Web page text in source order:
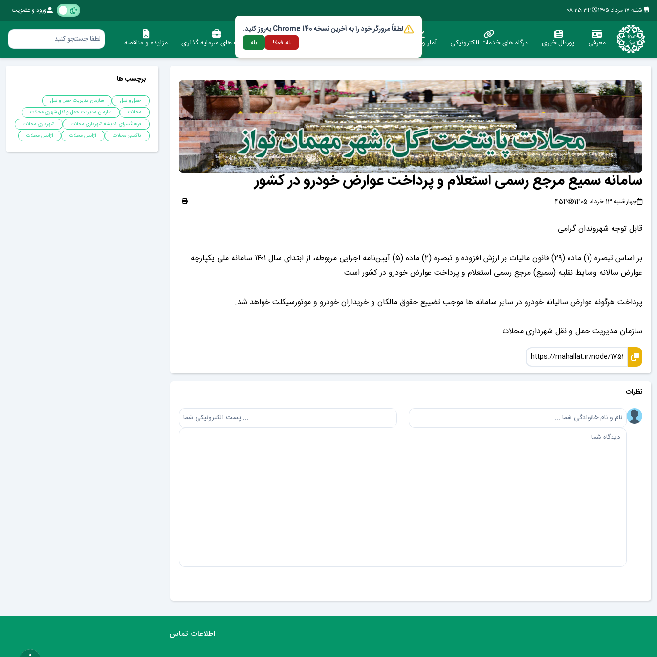
شنبه ۱۷ مرداد ۱۴۰۵ 08:25:34 ورود و عضویت
معرفی پورتال خبری درگاه های خدمات الکترونیکی آمار وعملکرد ارتباط با شهرداری فرصت های سرمایه گذاری مزایده و مناقصه
سامانه سمیع مرجع رسمی استعلام و پرداخت عوارض خودرو در کشور
چهارشنبه 13 خرداد 1405 454
قابل توجه شهروندان گرامی
بر اساس تبصره (۱) ماده (۲۹) قانون مالیات بر ارزش افزوده و تبصره (۲) ماده (۵) آیین‌نامه اجرایی مربوطه، از ابتدای سال ۱۴۰۱ سامانه ملی یکپارچه
عوارض سالانه وسایط نقلیه (سمیع) مرجع رسمی استعلام و پرداخت عوارض خودرو در کشور است.
پرداخت هرگونه عوارض سالیانه خودرو در سایر سامانه ها موجب تضییع حقوق مالکان و خریداران خودرو و موتورسیکلت خواهد شد.
سازمان مدیریت حمل و نقل شهرداری محلات
نظرات
برچسب ها
حمل و نقل
سازمان مدیریت حمل و نقل
محلات
سازمان مدیریت حمل و نقل شهری محلات
فرهنگسرای اندیشه شهرداری محلات
شهرداری محلات
تاکسی محلات
آژانس محلات اژانس محلات
اطلاعات تماس
لطفاً مرورگر خود را به آخرین نسخه Chrome 140 به‌روز کنید.
نه، فعلا! بله